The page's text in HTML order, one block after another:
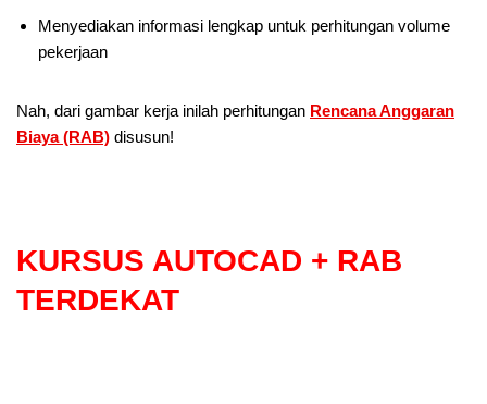
Menyediakan informasi lengkap untuk perhitungan volume
pekerjaan
Nah, dari gambar kerja inilah perhitungan Rencana Anggaran
Biaya (RAB) disusun!
KURSUS AUTOCAD + RAB
TERDEKAT